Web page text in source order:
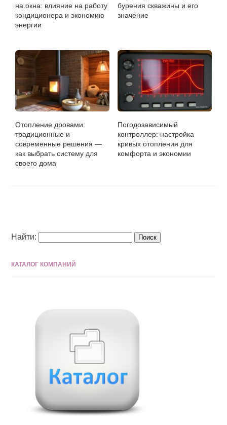
на окна: влияние на работу
кондиционера и экономию
энергии
бурения скважины и его
значение
Отопление дровами:
традиционные и
современные решения —
как выбрать систему для
своего дома
Погодозависимый
контроллер: настройка
кривых отопления для
комфорта и экономии
Найти:
КАТАЛОГ КОМПАНИЙ